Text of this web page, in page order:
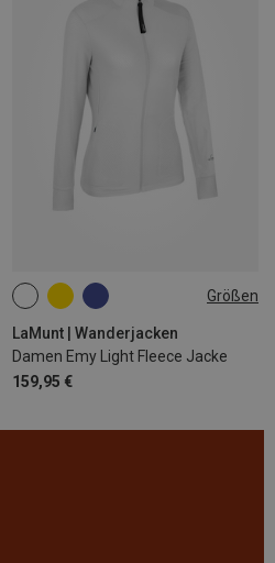
Größen
LaMunt | Wanderjacken
Damen Emy Light Fleece Jacke
159,95 €
XS S M
XXL